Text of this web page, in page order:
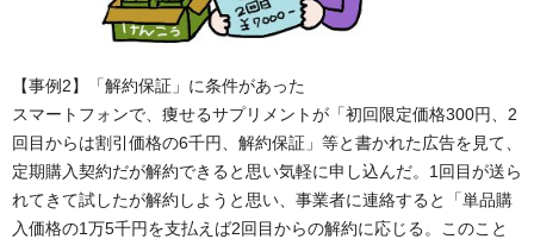
【事例2】「解約保証」に条件があった
スマートフォンで、痩せるサプリメントが「初回限定価格300円、2
回目からは割引価格の6千円、解約保証」等と書かれた広告を見て、
定期購入契約だが解約できると思い気軽に申し込んだ。1回目が送ら
れてきて試したが解約しようと思い、事業者に連絡すると「単品購
入価格の1万5千円を支払えば2回目からの解約に応じる。このこと